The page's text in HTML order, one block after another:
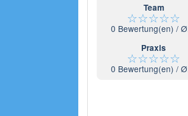
Team
☆☆☆☆☆
0 Bewertung(en) /
Praxis
☆☆☆☆☆
0 Bewertung(en) /